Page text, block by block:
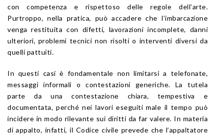
con competenza e rispettoso delle regole dell’arte.
Purtroppo, nella pratica, può accadere che l’imbarcazione
venga restituita con difetti, lavorazioni incomplete, danni
ulteriori, problemi tecnici non risolti o interventi diversi da
quelli pattuiti.
In questi casi è fondamentale non limitarsi a telefonate,
messaggi informali o contestazioni generiche. La tutela
parte da una contestazione chiara, tempestiva e
documentata, perché nei lavori eseguiti male il tempo può
incidere in modo rilevante sui diritti da far valere. In materia
di appalto, infatti, il Codice civile prevede che l’appaltatore